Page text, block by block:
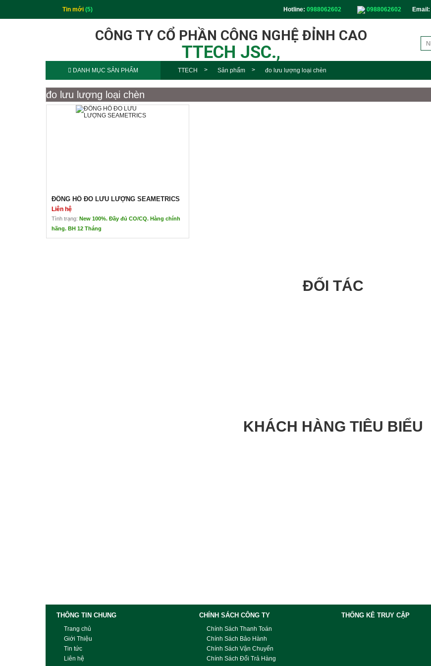
Tin mới (5) Hotline: 0988062602 0988062602 Email:
CÔNG TY CỔ PHẦN CÔNG NGHỆ ĐỈNH CAO
TTECH JSC.,
DANH MỤC SẢN PHẨM TTECH Sản phẩm đo lưu lượng loại chèn
đo lưu lượng loại chèn
ĐỒNG HỒ ĐO LƯU LƯỢNG SEAMETRICS
Liên hệ
Tình trạng: New 100%. Đầy đủ CO/CQ. Hàng chính
hãng. BH 12 Tháng
ĐỐI TÁC
KHÁCH HÀNG TIÊU BIỂU
THÔNG TIN CHUNG
Trang chủ
Giới Thiệu
Tin tức
Liên hệ
CHÍNH SÁCH CÔNG TY
Chính Sách Thanh Toán
Chính Sách Bảo Hành
Chính Sách Vận Chuyển
Chính Sách Đổi Trả Hàng
THỐNG KÊ TRUY CẬP